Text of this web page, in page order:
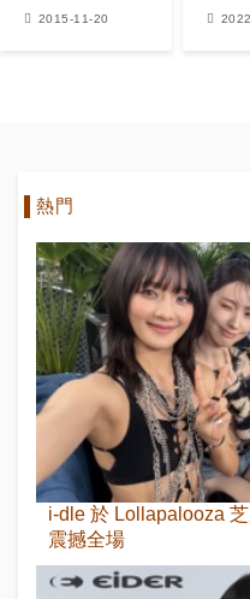
2015-11-20
熱門
i-dle 於 Lollapalooza
震撼全場